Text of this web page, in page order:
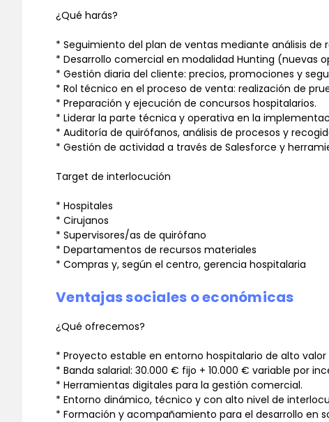
¿Qué harás?
* Seguimiento del plan de ventas mediante análisis
* Desarrollo comercial en modalidad Hunting (nuevas
* Gestión diaria del cliente: precios, promociones y
* Rol técnico en el proceso de venta: realización de
* Preparación y ejecución de concursos hospitalarios.
* Liderar la parte técnica y operativa en la
* Auditoría de quirófanos, análisis de procesos y
* Gestión de actividad a través de Salesforce y
Target de interlocución
* Hospitales
* Cirujanos
* Supervisores/as de quirófano
* Departamentos de recursos materiales
* Compras y, según el centro, gerencia hospitalaria
Ventajas sociales o económicas
¿Qué ofrecemos?
* Proyecto estable en entorno hospitalario de alto
* Banda salarial: 30.000 € fijo + 10.000 € variable por
* Herramientas digitales para la gestión comercial.
* Entorno dinámico, técnico y con alto nivel de
* Formación y acompañamiento para el desarrollo en